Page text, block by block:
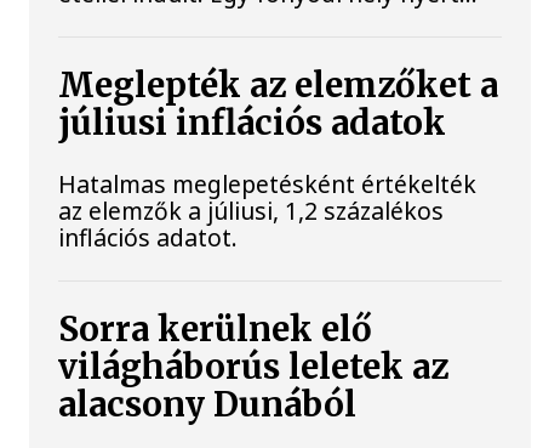
Meglepték az elemzőket a
júliusi inflációs adatok
Hatalmas meglepetésként értékelték
az elemzők a júliusi, 1,2 százalékos
inflációs adatot.
Sorra kerülnek elő
világháborús leletek az
alacsony Dunából